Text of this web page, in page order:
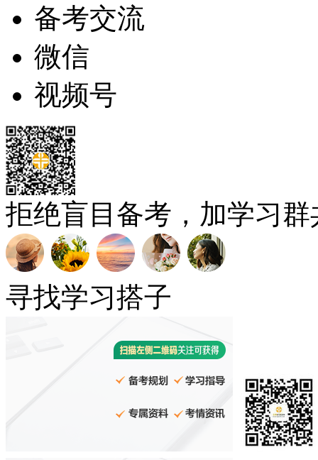
备考交流
微信
视频号
拒绝盲目备考，加学习
寻找学习搭子